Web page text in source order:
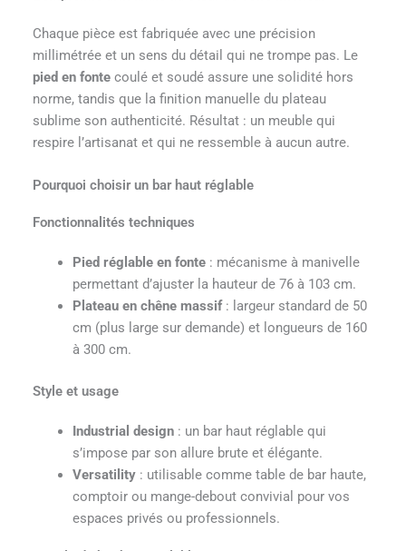
Chaque pièce est fabriquée avec une précision
millimétrée et un sens du détail qui ne trompe pas. Le
pied en fontecoulé et soudé assure une solidité hors
norme, tandis que la finition manuelle du plateau
sublime son authenticité. Résultat : un meuble qui
respire l’artisanat et qui ne ressemble à aucun autre.
Pourquoi choisir un bar haut réglable
Fonctionnalités techniques
Pied réglable en fonte: mécanisme à manivelle
permettant d’ajuster la hauteur de 76 à 103 cm.
Plateau en chêne massif: largeur standard de 50
cm (plus large sur demande) et longueurs de 160
à 300 cm.
Style et usage
Industrial design: un bar haut réglable qui
s’impose par son allure brute et élégante.
Versatility: utilisable comme table de bar haute,
comptoir ou mange-debout convivial pour vos
espaces privés ou professionnels.